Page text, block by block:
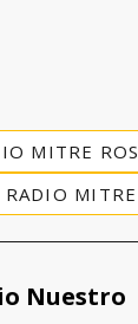
MITRE
Nuestro